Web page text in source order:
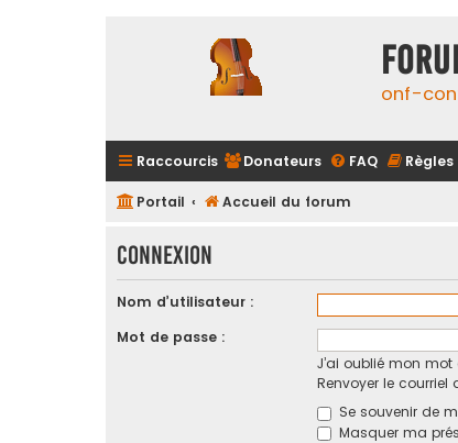
onf-
Raccourcis Donateurs FAQ Règles
Portail Accueil du forum
Connexion
Nom d’utilisateur :
Mot de passe :
J’ai oublié mon
Renvoyer le courriel
Se souvenir de
Masquer ma